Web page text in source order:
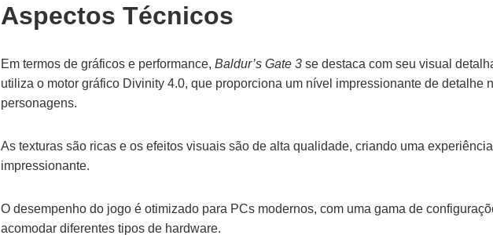
Aspectos Técnicos
Em termos de gráficos e performance, Baldur’s Gate 3se destaca com seu visual
utiliza o motor gráfico Divinity 4.0, que proporciona um nível impressionante de detalhe
personagens.
As texturas são ricas e os efeitos visuais são de alta qualidade, criando uma
impressionante.
O desempenho do jogo é otimizado para PCs modernos, com uma gama de
acomodar diferentes tipos de hardware.